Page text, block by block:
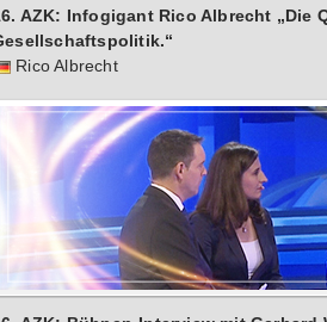
AZK: Infogigant Rico Albrecht
Rico Albrecht